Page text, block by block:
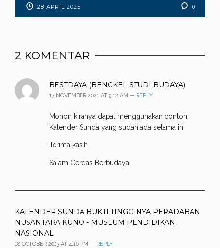
28 APRIL 2025 0
2 KOMENTAR
BESTDAYA (BENGKEL STUDI BUDAYA)
17 NOVEMBER 2021 AT 9:12 AM — REPLY
Mohon kiranya dapat menggunakan contoh
Kalender Sunda yang sudah ada selama ini
Terima kasih
Salam Cerdas Berbudaya
KALENDER SUNDA BUKTI TINGGINYA PERADABAN
NUSANTARA KUNO - MUSEUM PENDIDIKAN
NASIONAL
18 OCTOBER 2023 AT 4:16 PM — REPLY